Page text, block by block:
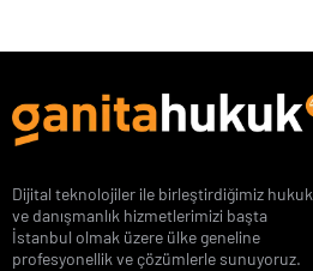
Dijital teknolojiler ile birleştirdiğimiz hukuk
ve danışmanlık hizmetlerimizi başta
İstanbul olmak üzere ülke geneline
profesyonellik ve çözümlerle sunuyoruz.